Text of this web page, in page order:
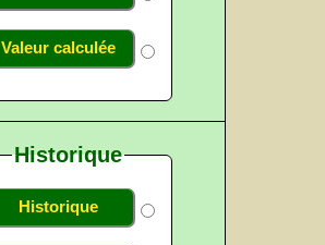
Valeur calculée
Historique
Historique